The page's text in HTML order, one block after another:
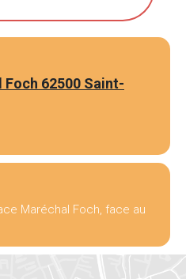
Foch 62500 Saint-
Maréchal Foch, face au